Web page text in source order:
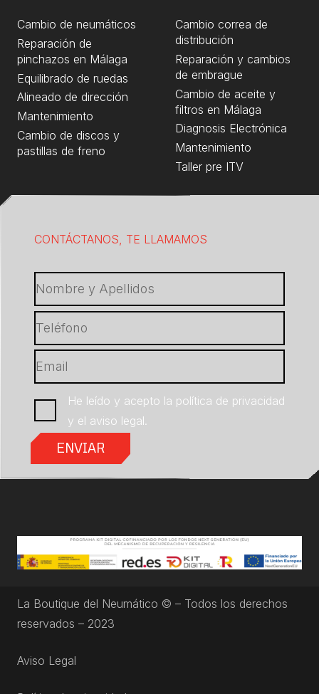
Cambio de neumáticos
Reparación de
pinchazos en Málaga
Equilibrado de ruedas
Alineado de dirección
Mantenimiento
Cambio de discos y
pastillas de freno
Cambio correa de
distribución
Reparación y cambios
de embrague
Cambio de aceite y
filtros en Málaga
Diagnosis Electrónica
Mantenimiento
Taller pre ITV
CONTÁCTANOS, TE LLAMAMOS
He leído y acepto la política de privacidad
y el aviso legal.
La Boutique del Neumático © – Todos los derechos
reservados – 2023
Aviso Legal